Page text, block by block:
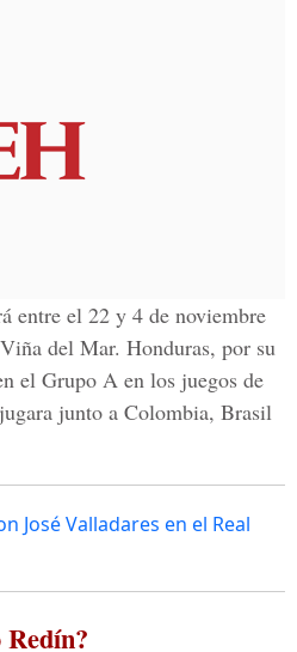
entre el 22 y 4 de noviembre
del Mar. Honduras, por su
el Grupo A en los juegos de
junto a Colombia, Brasil
José Valladares en el Real